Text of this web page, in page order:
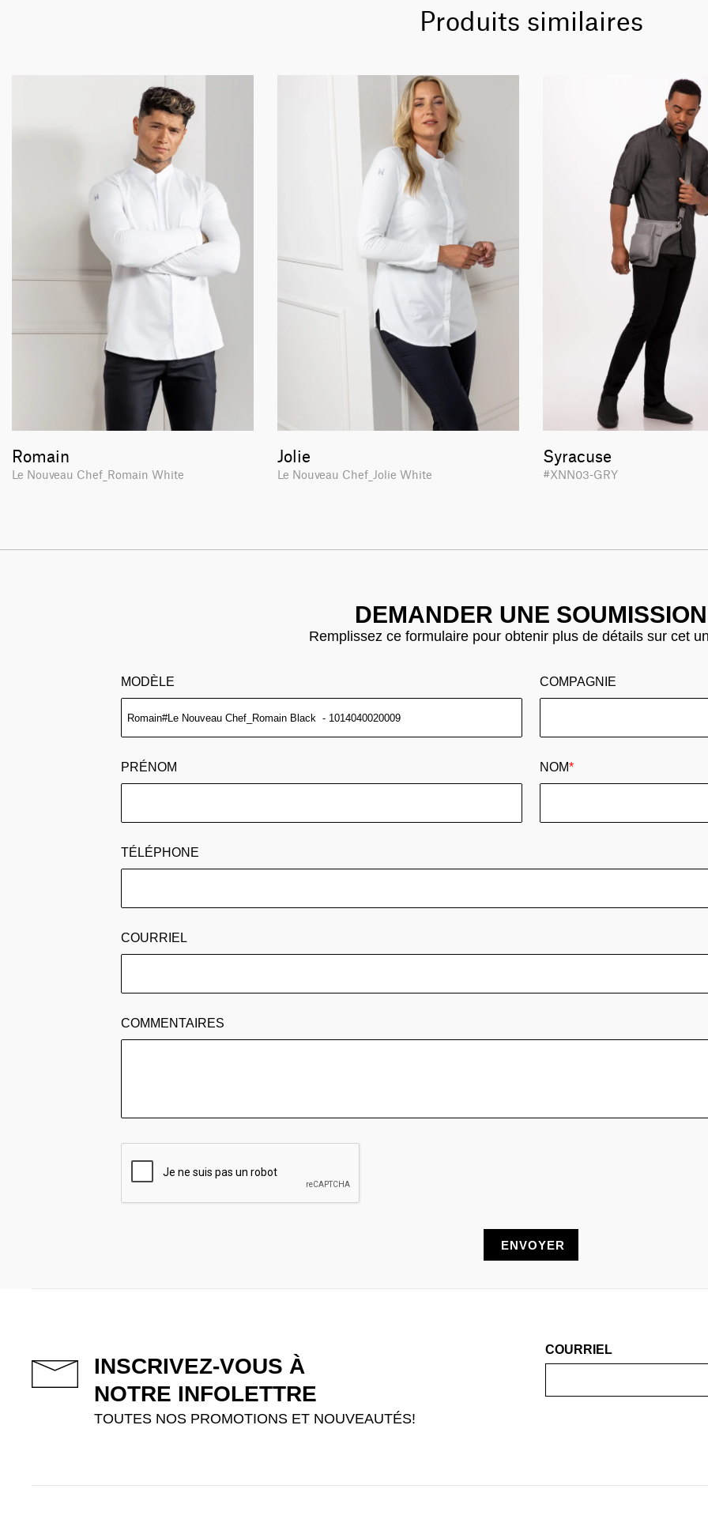
Produits similaires
Romain
Le Nouveau Chef_Romain White
Jolie
Le Nouveau Chef_Jolie White
Syracuse
#XNN03-GRY
DEMANDER UNE SOUMISSION
Remplissez ce formulaire pour obtenir plus de détails sur cet
MODÈLE COMPAGNIE
PRÉNOM NOM*
TÉLÉPHONE
COURRIEL
COMMENTAIRES
INSCRIVEZ-VOUS À
NOTRE INFOLETTRE
TOUTES NOS PROMOTIONS ET NOUVEAUTÉS!
COURRIEL